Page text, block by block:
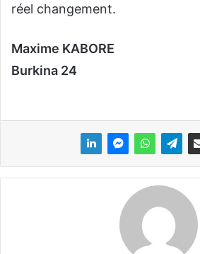
réel changement.
Maxime KABORE
Burkina 24